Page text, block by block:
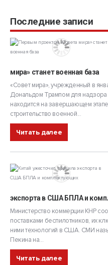
Последние записи
мира» станет военная база
«Совет мира», учрежденный в
Дональдом Трампом для надзора
находится на завершающем
строительство военной...
Читать далее
экспорта в США БПЛА и
Министерство коммерции КНР
поставками беспилотников, их
ними технологий в США. СМИ
Пекина на...
Читать далее